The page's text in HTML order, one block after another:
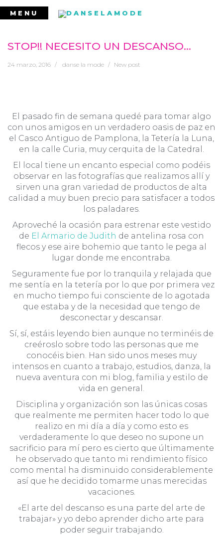
Ir
MENU
STOP!! NECESITO UN DESCANSO…
24 marzo, 2016 danse la mode New post
El pasado fin de semana quedé para tomar algo
con unos amigos en un verdadero oasis de paz en
el Casco Antiguo de Pamplona, la Tetería la Luna,
en la calle Curia, muy cerquita de la Catedral.
El local tiene un encanto especial como podéis
observar en las fotografías que realizamos allí y
sirven una gran variedad de productos de alta
calidad a muy buen precio para satisfacer a todos
los paladares.
Aproveché la ocasión para estrenar este vestido
de El Armario de Judith de antelina rosa con
flecos y ese aire bohemio que tanto le pega al
lugar donde me encontraba.
Seguramente fue por lo tranquila y relajada que
me sentía en la tetería por lo que por primera vez
en mucho tiempo fui consciente de lo agotada
que estaba y de la necesidad que tengo de
desconectar y descansar.
Sí, sí, estáis leyendo bien aunque no terminéis de
creéroslo sobre todo las personas que me
conocéis bien. Han sido unos meses muy
intensos en cuanto a trabajo, estudios, danza, la
nueva aventura con mi blog, familia y estilo de
vida en general.
Disciplina y organización son las únicas cosas
que realmente me permiten hacer todo lo que
realizo en mi día a día y como esto es
verdaderamente lo que deseo no supone un
sacrificio para mí pero es cierto que últimamente
he observado que tanto mi rendimiento físico
como mental ha disminuido considerablemente
así que he decidido tomarme unas merecidas
vacaciones.
«El arte del descanso es una parte del arte de
trabajar» y yo debo aprender dicho arte para
poder seguir trabajando.